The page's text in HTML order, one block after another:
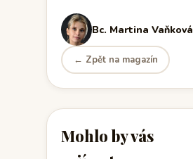
Bc. Martina Vaňková
← Zpět na magazín
Mohlo by vás